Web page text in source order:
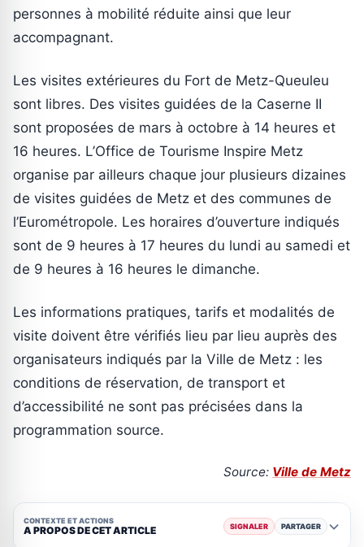
personnes à mobilité réduite ainsi que leur
accompagnant.
Les visites extérieures du Fort de Metz-Queuleu
sont libres. Des visites guidées de la Caserne II
sont proposées de mars à octobre à 14 heures et
16 heures. L’Office de Tourisme Inspire Metz
organise par ailleurs chaque jour plusieurs dizaines
de visites guidées de Metz et des communes de
l’Eurométropole. Les horaires d’ouverture indiqués
sont de 9 heures à 17 heures du lundi au samedi et
de 9 heures à 16 heures le dimanche.
Les informations pratiques, tarifs et modalités de
visite doivent être vérifiés lieu par lieu auprès des
organisateurs indiqués par la Ville de Metz : les
conditions de réservation, de transport et
d’accessibilité ne sont pas précisées dans la
programmation source.
Source: Ville de Metz
CONTEXTE ET ACTIONS
A PROPOS DE CET ARTICLE SIGNALER PARTAGER